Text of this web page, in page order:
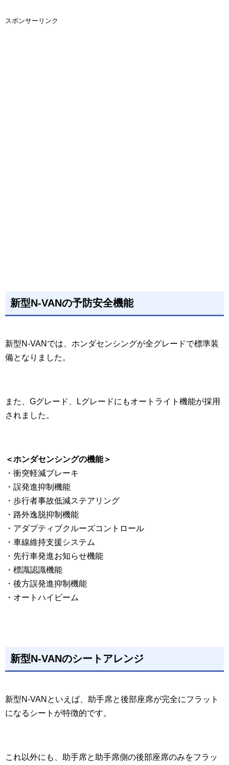
スポンサーリンク
新型N-VANの予防安全機能
新型N-VANでは、ホンダセンシングが全グレードで標準装
備となりました。
また、Gグレード、Lグレードにもオートライト機能が採用
されました。
＜ホンダセンシングの機能＞
・衝突軽減ブレーキ
・誤発進抑制機能
・歩行者事故低減ステアリング
・路外逸脱抑制機能
・アダプティブクルーズコントロール
・車線維持支援システム
・先行車発進お知らせ機能
・標識認識機能
・後方誤発進抑制機能
・オートハイビーム
新型N-VANのシートアレンジ
新型N-VANといえば、助手席と後部座席が完全にフラット
になるシートが特徴的です。
これ以外にも、助手席と助手席側の後部座席のみをフラッ